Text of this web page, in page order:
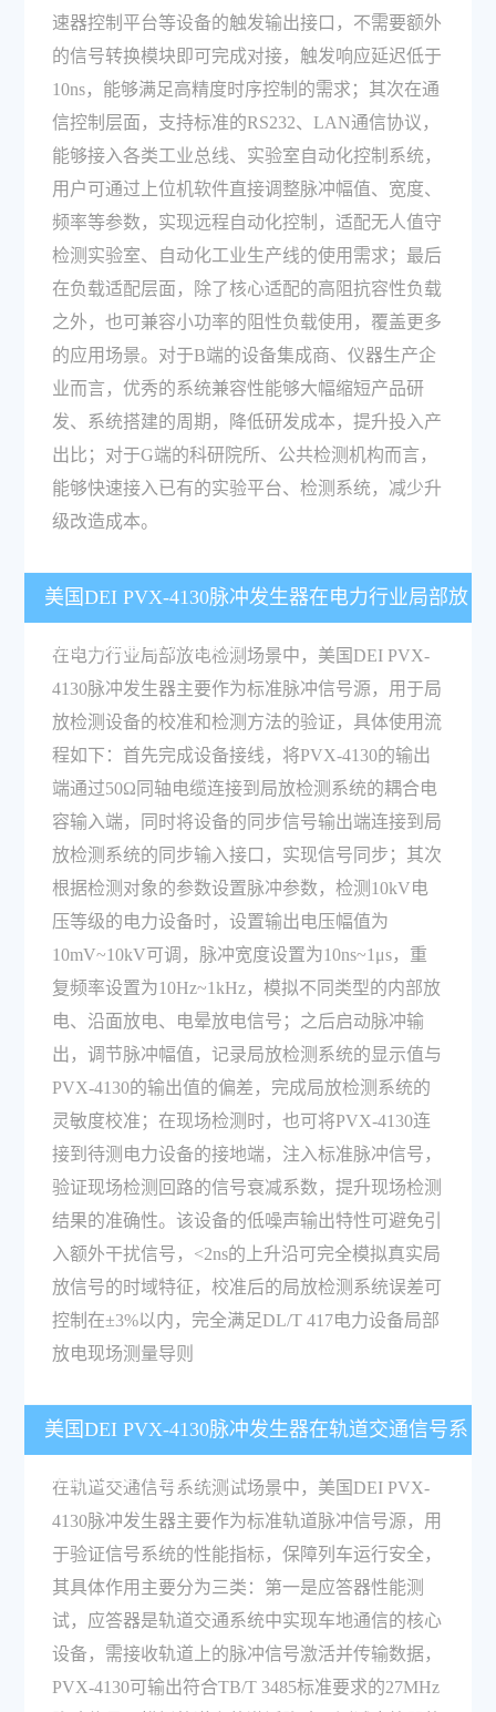
速器控制平台等设备的触发输出接口，不需要额外
的信号转换模块即可完成对接，触发响应延迟低于
10ns，能够满足高精度时序控制的需求；其次在通
信控制层面，支持标准的RS232、LAN通信协议，
能够接入各类工业总线、实验室自动化控制系统，
用户可通过上位机软件直接调整脉冲幅值、宽度、
频率等参数，实现远程自动化控制，适配无人值守
检测实验室、自动化工业生产线的使用需求；最后
在负载适配层面，除了核心适配的高阻抗容性负载
之外，也可兼容小功率的阻性负载使用，覆盖更多
的应用场景。对于B端的设备集成商、仪器生产企
业而言，优秀的系统兼容性能够大幅缩短产品研
发、系统搭建的周期，降低研发成本，提升投入产
出比；对于G端的科研院所、公共检测机构而言，
能够快速接入已有的实验平台、检测系统，减少升
级改造成本。
美国DEI PVX-4130脉冲发生器在电力行业局部放
电检测场景中怎么使用？
在电力行业局部放电检测场景中，美国DEI PVX-
4130脉冲发生器主要作为标准脉冲信号源，用于局
放检测设备的校准和检测方法的验证，具体使用流
程如下：首先完成设备接线，将PVX-4130的输出
端通过50Ω同轴电缆连接到局放检测系统的耦合电
容输入端，同时将设备的同步信号输出端连接到局
放检测系统的同步输入接口，实现信号同步；其次
根据检测对象的参数设置脉冲参数，检测10kV电
压等级的电力设备时，设置输出电压幅值为
10mV~10kV可调，脉冲宽度设置为10ns~1μs，重
复频率设置为10Hz~1kHz，模拟不同类型的内部放
电、沿面放电、电晕放电信号；之后启动脉冲输
出，调节脉冲幅值，记录局放检测系统的显示值与
PVX-4130的输出值的偏差，完成局放检测系统的
灵敏度校准；在现场检测时，也可将PVX-4130连
接到待测电力设备的接地端，注入标准脉冲信号，
验证现场检测回路的信号衰减系数，提升现场检测
结果的准确性。该设备的低噪声输出特性可避免引
入额外干扰信号，<2ns的上升沿可完全模拟真实局
放信号的时域特征，校准后的局放检测系统误差可
控制在±3%以内，完全满足DL/T 417电力设备局部
放电现场测量导则
美国DEI PVX-4130脉冲发生器在轨道交通信号系
统测试中的作用是什么？
在轨道交通信号系统测试场景中，美国DEI PVX-
4130脉冲发生器主要作为标准轨道脉冲信号源，用
于验证信号系统的性能指标，保障列车运行安全，
其具体作用主要分为三类：第一是应答器性能测
试，应答器是轨道交通系统中实现车地通信的核心
设备，需接收轨道上的脉冲信号激活并传输数据，
PVX-4130可输出符合TB/T 3485标准要求的27MHz